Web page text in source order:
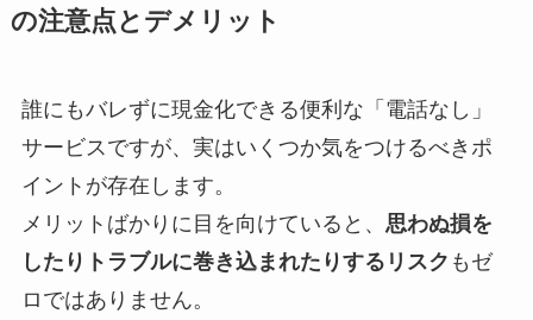
の注意点とデメリット
誰にもバレずに現金化できる便利な「電話なし」
サービスですが、実はいくつか気をつけるべきポ
イントが存在します。
メリットばかりに目を向けていると、 思わぬ損を
したりトラブルに巻き込まれたりするリスク もゼ
ロではありません。